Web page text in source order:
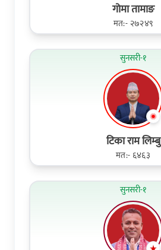
गोमा तामाङ
मत:- २७२४९
सुनसरी-१
टिका राम लिम्बु
मत:- ६४६३
सुनसरी-१